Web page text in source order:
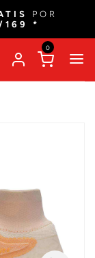
POR
169 *
0